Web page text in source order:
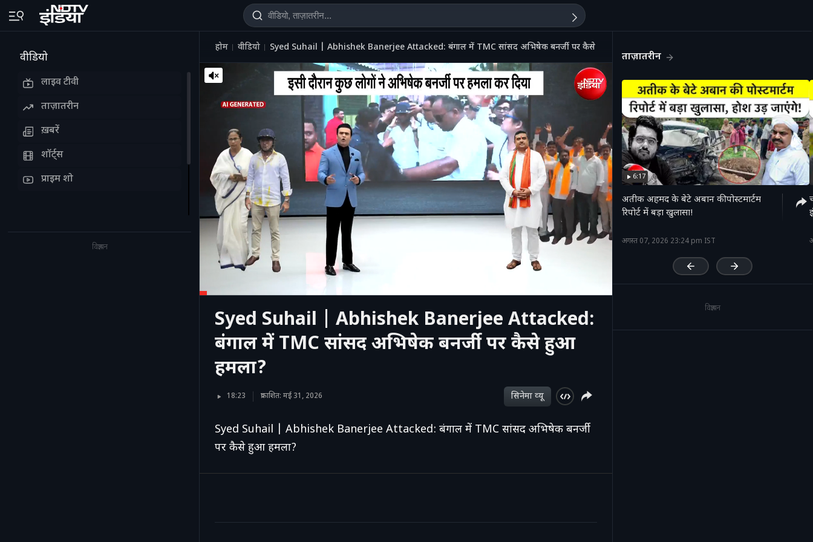
वीडियो
लाइव टीवी
ताज़ातरीन
ख़बरें
शॉर्ट्स
प्राइम शो
विज्ञापन
होम वीडियो Syed Suhail | Abhishek Banerjee Attacked: बंगाल में TMC सांसद अभिषेक बनर्जी पर कैसे हुआ हमला?
'
Syed Suhail | Abhishek Banerjee Attacked:
बंगाल में TMC सांसद अभिषेक बनर्जी पर कैसे हुआ
हमला?
18:23 प्रकाशित: मई 31, 2026 सिनेमा व्‍यू
Syed Suhail | Abhishek Banerjee Attacked: बंगाल में TMC सांसद अभिषेक बनर्जी
पर कैसे हुआ हमला?
ताज़ातरीन
6:17
अतीक अहमद के बेटे अबान की पोस्टमार्टम
रिपोर्ट में बड़ा खुलासा!
अगस्त 07, 2026 23:24 pm IST
विज्ञापन